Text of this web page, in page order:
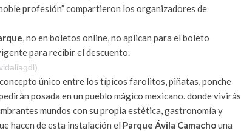
profesión” compartieron los organizadores de
, no en boletos online, no aplican para el boleto
para recibir el descuento.
único entre los típicos farolitos, piñatas, ponche
posada en un pueblo mágico mexicano. donde vivirás
mundos con su propia estética, gastronomía y
hacen de esta instalación el Parque Ávila Camachouna